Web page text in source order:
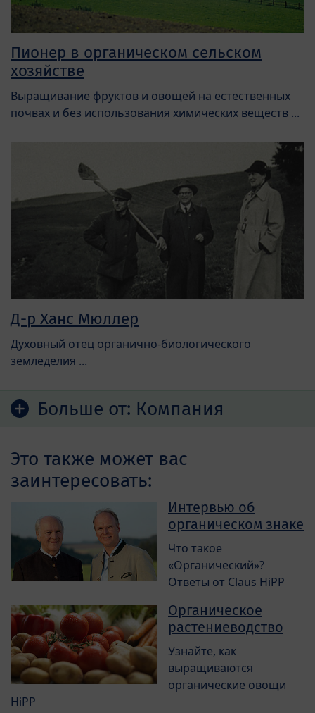
Пионер в органическом сельском
хозяйстве
Выращивание фруктов и овощей на естественных
почвах и без использования химических веществ ...
Д-р Ханс Мюллер
Духовный отец органично-биологического
земледелия ...
Больше от: Компания
Это также может вас
заинтересовать:
Интервью об
органическом знаке
Что такое
«Органический»?
Ответы от Claus HiPP
Органическое
растениеводство
Узнайте, как
выращиваются
органические овощи
HiPP